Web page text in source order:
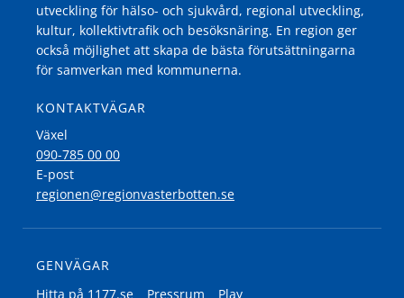
utveckling för hälso- och sjukvård, regional utveckling,
kultur, kollektivtrafik och besöksnäring. En region ger
också möjlighet att skapa de bästa förutsättningarna
för samverkan med kommunerna.
KONTAKTVÄGAR
Växel
090-785 00 00
E-post
regionen@regionvasterbotten.se
GENVÄGAR
Hitta på 1177.se
Pressrum Play